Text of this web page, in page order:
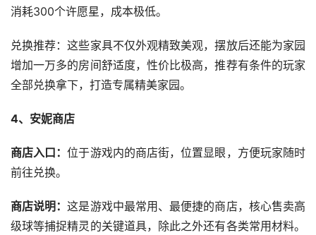
消耗300个许愿星，成本极低。
兑换推荐：这些家具不仅外观精致美观，摆放后还能为家园
增加一万多的房间舒适度，性价比极高，推荐有条件的玩家
全部兑换拿下，打造专属精美家园。
4、安妮商店
商店入口：位于游戏内的商店街，位置显眼，方便玩家随时
前往兑换。
商店说明：这是游戏中最常用、最便捷的商店，核心售卖高
级球等捕捉精灵的关键道具，除此之外还有各类常用材料。